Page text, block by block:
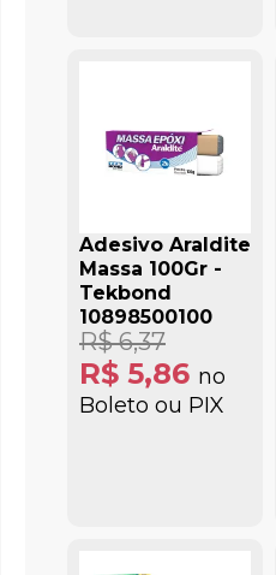
Adesivo Araldite
Massa 100Gr -
Tekbond
10898500100
R$ 5,86 no
Boleto ou PIX
R$ 6,37